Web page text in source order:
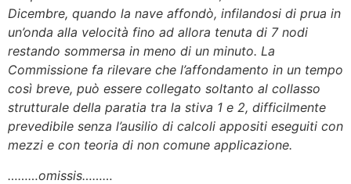
Dicembre, quando la nave affondò, infilandosi di prua in
un’onda alla velocità fino ad allora tenuta di 7 nodi
restando sommersa in meno di un minuto. La
Commissione fa rilevare che l’affondamento in un tempo
così breve, può essere collegato soltanto al collasso
strutturale della paratia tra la stiva 1 e 2, difficilmente
prevedibile senza l’ausilio di calcoli appositi eseguiti con
mezzi e con teoria di non comune applicazione.
………omissis………